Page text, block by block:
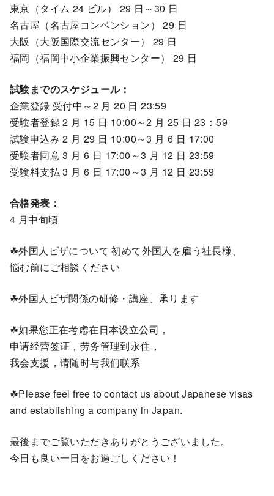
東京（タイム 24 ビル） 29 日～30 日
名古屋（名古屋コンベンション） 29 日
大阪（大阪国際交流センター） 29 日
福岡（福岡中小企業振興センター） 29 日
試験までのスケジュール：
企業登録 受付中～2 月 20 日 23:59
受験者登録 2 月 15 日 10:00～2 月 25 日 23：59
試験申込み 2 月 29 日 10:00～3 月 6 日 17:00
受験者同意 3 月 6 日 17:00～3 月 12 日 23:59
受験料支払 3 月 6 日 17:00～3 月 12 日 23:59
合格発表：
4 月中旬頃
☘外国人ビザについて 初めて外国人を雇う社長様、
悩む前にご相談ください
☘外国人ビザ関係の研修・講座、承ります
☘如果您正在考虑在日本设立公司，
申请经营签证，劳务管理到永住，
我会支援，请随时与我们联系
☘Please feel free to contact us about Japanese visas
and establishing a company in Japan.
最後までご覧いただきありがとうございました。
今日も良い一日をお過ごしください！